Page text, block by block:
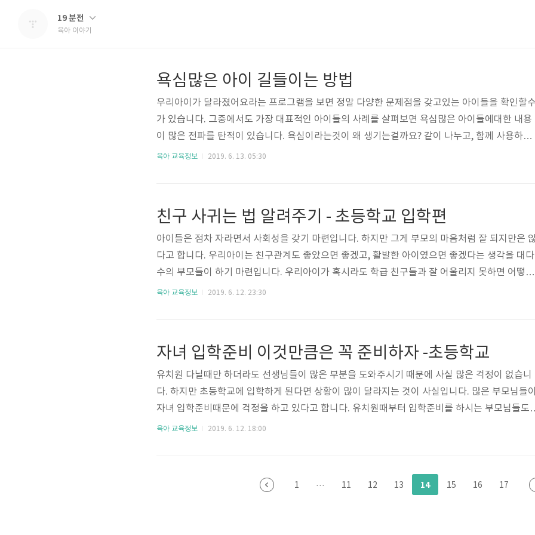
19 분전
육아 이야기
욕심많은 아이 길들이는 방법
우리아이가 달라졌어요라는 프로그램을 보면 정말 다양한 문제점을 갖고있는 아이들을 확인할
가 있습니다. 그중에서도 가장 대표적인 아이들의 사례를 살펴보면 욕심많은 아이들에대한 내용
이 많은 전파를 탄적이 있습니다. 욕심이라는것이 왜 생기는걸까요? 같이 나누고, 함께 사용하고
양보하면 참 좋은데 말이죠. 하지만 아이들은 일정부분 성장하기 가지는 자신이 가지고 있는것은
카페에 가서 한두번씩은 아님 그 이사응로 경험해 봤을것이라 생각합니다. 아..
육아 교육정보 2019. 6. 13. 05:30
친구 사귀는 법 알려주기 - 초등학교 입학편
아이들은 점차 자라면서 사회성을 갖기 마련입니다. 하지만 그게 부모의 마음처럼 잘 되지만은
다고 합니다. 우리아이는 친구관계도 좋았으면 좋겠고, 활발한 아이였으면 좋겠다는 생각을 대다
수의 부모들이 하기 마련입니다. 우리아이가 혹시라도 학급 친구들과 잘 어울리지 못하면 어떻하
지. 형제 자매없이 혼자 자라서 친구사귀기가 힘들면 어떻할까라고 고민을 많이 하게 되는데요.
학급인원도 증가하고 모르는 친구들도 많아지기 마련입니다. 친구 사..
육아 교육정보 2019. 6. 12. 23:30
자녀 입학준비 이것만큼은 꼭 준비하자 -초등학교
유치원 다닐때만 하더라도 선생님들이 많은 부분을 도와주시기 때문에 사실 많은 걱정이 없습니
다. 하지만 초등학교에 입학하게 된다면 상황이 많이 달라지는 것이 사실입니다. 많은 부모님들
자녀 입학준비때문에 걱정을 하고 있다고 합니다. 유치원때부터 입학준비를 하시는 부모님들도
있지만 아직가지도 초등학교 입학전에 서야 비로소 행동으로 옮기는 분들이 많다고 합니다. 그렇
좀더 규칙적인 생활을 하기 마련입니다. 등교시간도 유치원 보다 빨라질 뿐만 아니라 40분수업 1
0분의 쉬는시간을거치기 때문에 정해진 시간표대로 움직여야 합니다.이러한 ..
육아 교육정보 2019. 6. 12. 18:00
1 ··· 11 12 13 14 15 16 17